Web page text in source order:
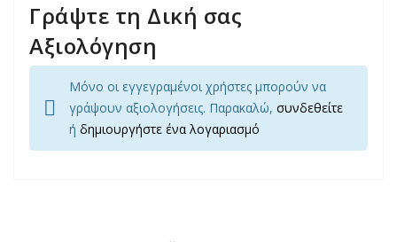
Γράψτε τη Δική σας
Αξιολόγηση
Μόνο οι εγγεγραμένοι χρήστες μπορούν να
γράψουν αξιολογήσεις. Παρακαλώ, συνδεθείτε
ή δημιουργήστε ένα λογαριασμό